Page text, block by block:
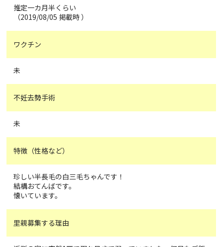
推定一カ月半くらい
（2019/08/05 掲載時 ）
ワクチン
未
不妊去勢手術
未
特徴（性格など）
珍しい半長毛の白三毛ちゃんです！
結構おてんばです。
懐いています。
里親募集する理由